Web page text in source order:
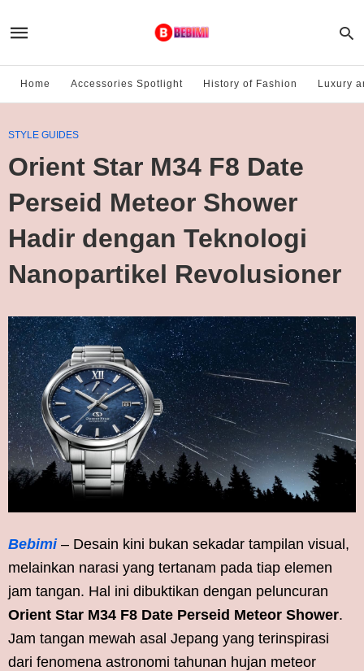
Home Accessories Spotlight History of Fashion Luxury
STYLE GUIDES
Orient Star M34 F8 Date
Perseid Meteor Shower
Hadir dengan Teknologi
Nanopartikel Revolusioner
Bebimi– Desain kini bukan sekadar tampilan visual,
melainkan narasi yang tertanam pada tiap elemen
jam tangan. Hal ini dibuktikan dengan peluncuran
Orient Star M34 F8 Date Perseid Meteor Shower.
Jam tangan mewah asal Jepang yang terinspirasi
dari fenomena astronomi tahunan hujan meteor